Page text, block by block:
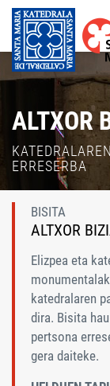
ALTXOR
ERRESERBA
BISITA
ALTXOR
Elizpea eta
katedralaren
dira. Bisita
pertsona
gera daiteke.